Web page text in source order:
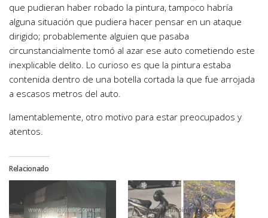
que pudieran haber robado la pintura, tampoco habría
alguna situación que pudiera hacer pensar en un ataque
dirigido; probablemente alguien que pasaba
circunstancialmente tomó al azar ese auto cometiendo este
inexplicable delito. Lo curioso es que la pintura estaba
contenida dentro de una botella cortada la que fue arrojada
a escasos metros del auto.
lamentablemente, otro motivo para estar preocupados y
atentos.
Relacionado